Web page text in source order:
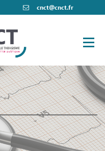
cnct@cnct.fr